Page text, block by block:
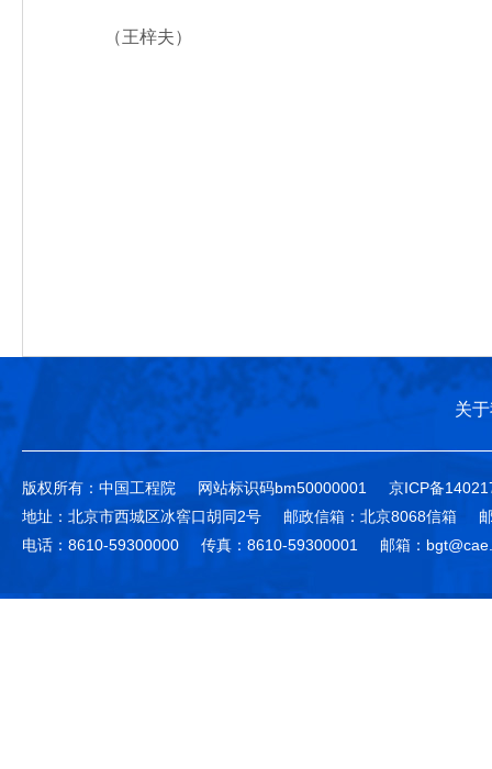
（王梓夫）
关
版权所有：中国工程院 网站标识码bm50000001
京ICP备
地址：北京市西城区冰窖口胡同2号
邮政信箱：北京8068信箱
电话：8610-59300000
传真：8610-59300001 邮箱：